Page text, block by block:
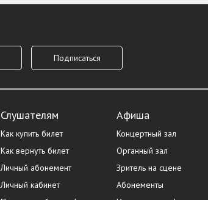
Слушателям
Как купить билет
Как вернуть билет
Личный абонемент
Личный кабинет
Афиша
Концертный зал
Органный зал
Зритель на сцене
Абонементы